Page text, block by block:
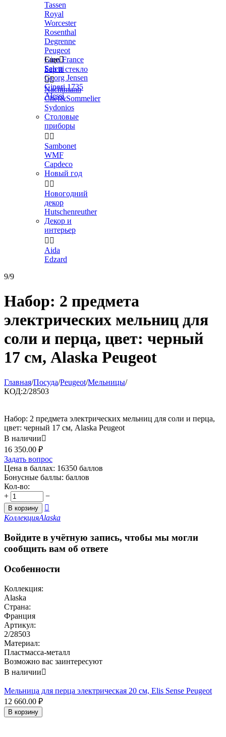
Tassen
Royal
Worcester
Rosenthal
Degrenne
Peugeot
Gien France
Seletti
Georg Jensen
Ginori 1735
Alessi
Еще
Бар и стекло

Nachtmann
Chef&Sommelier
Sydonios
Столовые
приборы
 
Sambonet
WMF
Capdeco
Новый год
 
Новогодний
декор
Hutschenreuther
Декор и
интерьер
 
Aida
Edzard
9/9
Набор: 2 предмета
электрических мельниц для
соли и перца, цвет: черный
17 см, Alaska Peugeot
Главная/Посуда/Peugeot/Мельницы/
КОД:2/28503
Набор: 2 предмета электрических мельниц для соли и перца,
цвет: черный 17 см, Alaska Peugeot
В наличии
16 350.00 ₽
Задать вопрос
Цена в баллах: 16350 баллов
Бонусные баллы: баллов
Кол-во:
+
−
В корзину

КоллекцияAlaska
Войдите в учётную запись, чтобы мы могли
сообщить вам об ответе
Особенности
Коллекция:
Alaska
Страна:
Франция
Артикул:
2/28503
Материал:
Пластмасса-металл
Возможно вас заинтересуют
В наличии
Мельница для перца электрическая 20 см, Elis Sense Peugeot
12 660.00 ₽
В корзину